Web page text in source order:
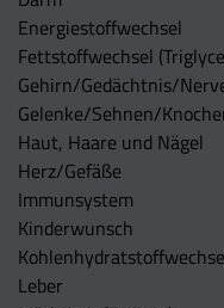
Energiestoffwechsel
Fettstoffwechsel
Gehirn/Gedächtnis/
Gelenke/Sehnen/
Haut, Haare und Nägel
Herz/Gefäße
Immunsystem
Kinderwunsch
Leber